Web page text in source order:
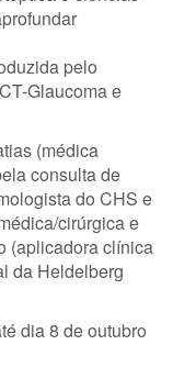
pelo
Glaucoma e
(médica
consulta de
do CHS e
cirúrgica e
(aplicadora clínica
da Heldelberg
dia 8 de outubro